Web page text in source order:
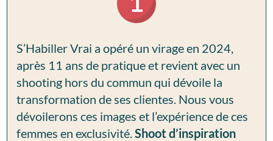
S’Habiller Vrai a opéré un virage en 2024,
après 11 ans de pratique et revient avec un
shooting hors du commun qui dévoile la
transformation de ses clientes. Nous vous
dévoilerons ces images et l’expérience de ces
femmes en exclusivité.Shoot d’inspiration